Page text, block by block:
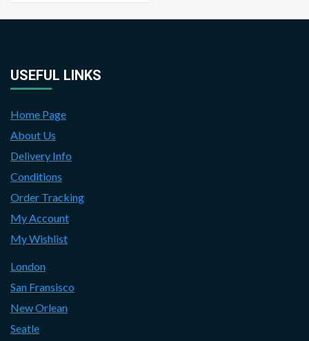
USEFUL LINKS
Home Page
About Us
Delivery Info
Conditions
Order Tracking
My Account
My Wishlist
London
San Fransisco
New Orlean
Seatle